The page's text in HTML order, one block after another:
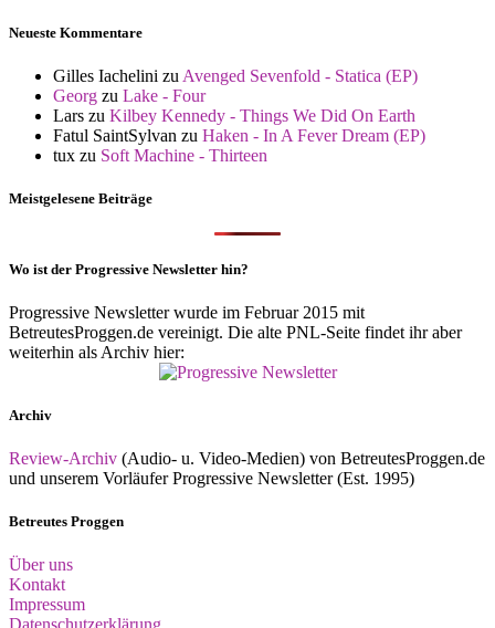
Neueste Kommentare
Gilles Iachelini zu Avenged Sevenfold - Statica (EP)
Georg zu Lake - Four
Lars zu Kilbey Kennedy - Things We Did On Earth
Fatul SaintSylvan zu Haken - In A Fever Dream (EP)
tux zu Soft Machine - Thirteen
Meistgelesene Beiträge
Wo ist der Progressive Newsletter hin?
Progressive Newsletter wurde im Februar 2015 mit
BetreutesProggen.de vereinigt. Die alte PNL-Seite findet ihr aber
weiterhin als Archiv hier:
Archiv
Review-Archiv (Audio- u. Video-Medien) von BetreutesProggen.de
und unserem Vorläufer Progressive Newsletter (Est. 1995)
Betreutes Proggen
Über uns
Kontakt
Impressum